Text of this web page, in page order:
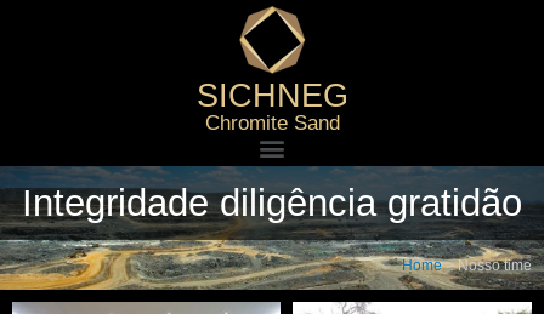
SICHNEG
Chromite Sand
Integridade diligência gratidão
Home>Nosso time